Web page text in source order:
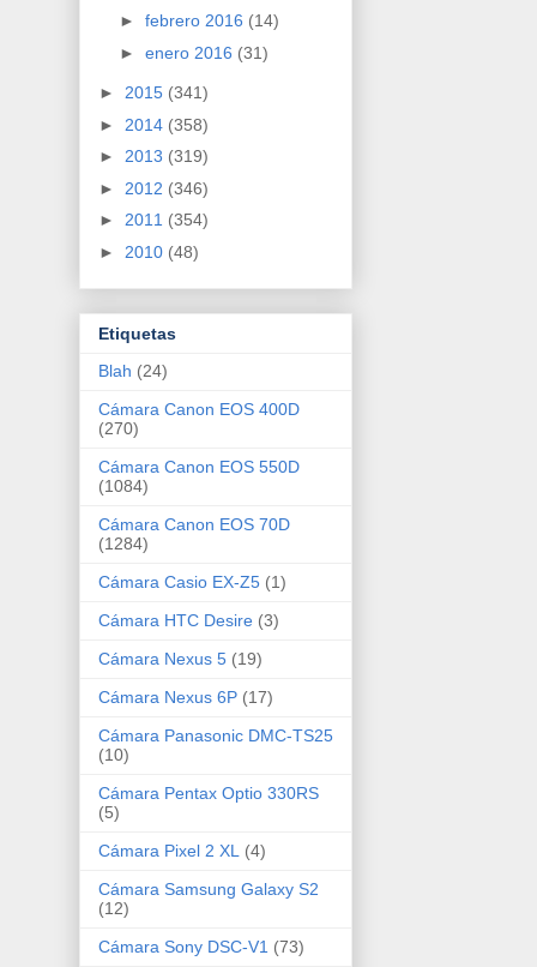
► febrero 2016 (14)
► enero 2016 (31)
► 2015 (341)
► 2014 (358)
► 2013 (319)
► 2012 (346)
► 2011 (354)
► 2010 (48)
Etiquetas
Blah (24)
Cámara Canon EOS 400D
(270)
Cámara Canon EOS 550D
(1084)
Cámara Canon EOS 70D
(1284)
Cámara Casio EX-Z5 (1)
Cámara HTC Desire (3)
Cámara Nexus 5 (19)
Cámara Nexus 6P (17)
Cámara Panasonic DMC-TS25
(10)
Cámara Pentax Optio 330RS
(5)
Cámara Pixel 2 XL
(4)
Cámara Samsung Galaxy S2
(12)
Cámara Sony DSC-V1 (73)